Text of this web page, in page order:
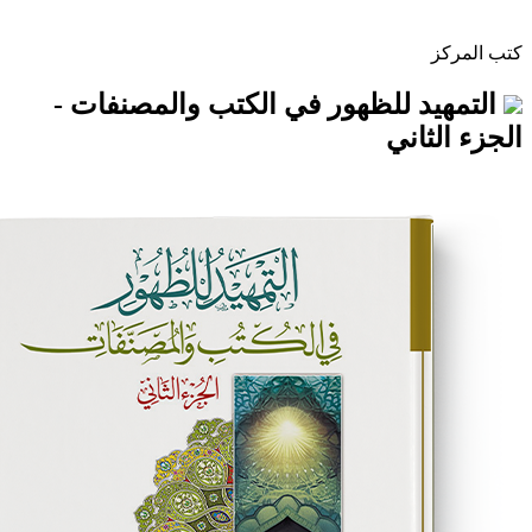
للظهور في الكتب والمصنفات -